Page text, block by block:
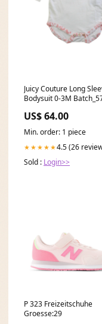
Juicy Couture Long
Bodysuit 0-3M
US$ 64.00
Min. order: 1 piece
★★★★★4.5 (26
Sold : Login>>
P 323 Freizeitschuhe
Groesse:29